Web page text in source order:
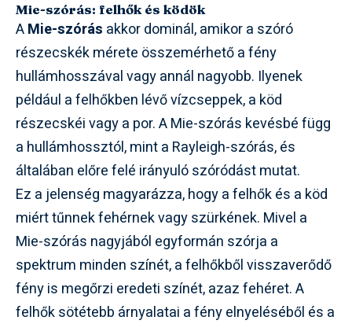
Mie-szórás: felhők és ködök
AMie-szórás akkor dominál, amikor a szóró
részecskék mérete összemérhető a fény
hullámhosszával vagy annál nagyobb. Ilyenek
például a felhőkben lévő vízcseppek, a köd
részecskéi vagy a por. A Mie-szórás kevésbé függ
a hullámhossztól, mint a Rayleigh-szórás, és
általában előre felé irányuló szóródást mutat.
Ez a jelenség magyarázza, hogy a felhők és a köd
miért tűnnek fehérnek vagy szürkének. Mivel a
Mie-szórás nagyjából egyformán szórja a
spektrum minden színét, a felhőkből visszaverődő
fény is megőrzi eredeti színét, azaz fehéret. A
felhők sötétebb árnyalatai a fény elnyeléséből és a